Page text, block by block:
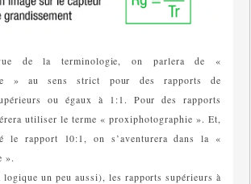
de la terminologie, on parlera de «
» au sens strict pour des rapports de
ou égaux à 1:1. Pour des rapports
utiliser le terme « proxiphotographie ». Et,
le rapport 10:1, on s’aventurera dans la «
».
un peu aussi), les rapports supérieurs à